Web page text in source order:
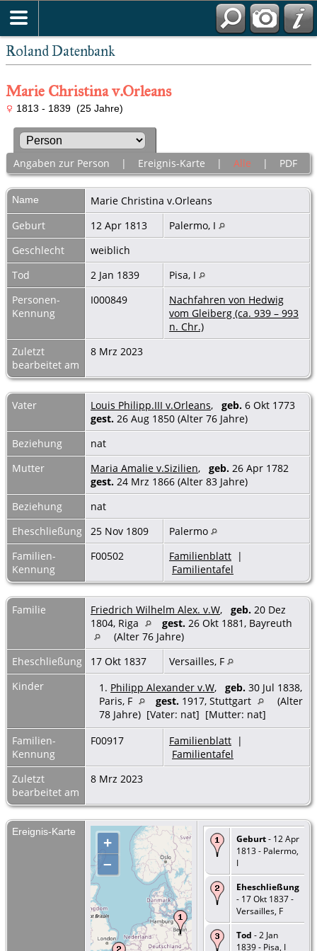
Roland Datenbank
Marie Christina v.Orleans
1813 - 1839 (25 Jahre)
Angaben zur Person | Ereignis-Karte | Alle | PDF
Name Marie Christina v.Orleans
Geburt
12 Apr 1813
Palermo, I
Geschlecht
weiblich
Tod
2 Jan 1839
Pisa, I
Personen-
Kennung
I000849
Nachfahren von Hedwig
vom Gleiberg (ca. 939 – 993
n. Chr.)
Zuletzt
bearbeitet am
8 Mrz 2023
Vater Louis Philipp.III v.Orleans, geb. 6 Okt 1773
gest. 26 Aug 1850 (Alter 76 Jahre)
Beziehung
nat
Mutter
Maria Amalie v.Sizilien, geb. 26 Apr 1782
gest. 24 Mrz 1866 (Alter 83 Jahre)
Beziehung
nat
Eheschließung
25 Nov 1809
Palermo
Familien-
Kennung
F00502 Familienblatt |
Familientafel
Familie Friedrich Wilhelm Alex. v.W, geb. 20 Dez
1804, Riga
gest. 26 Okt 1881, Bayreuth
(Alter 76 Jahre)
Eheschließung
17 Okt 1837
Versailles, F
Kinder
1. Philipp Alexander v.W, geb. 30 Jul 1838,
Paris, F
gest. 1917, Stuttgart
(Alter
78 Jahre) [Vater: nat] [Mutter: nat]
Familien-
Kennung
F00917 Familienblatt |
Familientafel
Zuletzt
bearbeitet am
8 Mrz 2023
Ereignis-Karte
+
–
Geburt- 12 Apr
1813 - Palermo,
I
Eheschließung
- 17 Okt 1837 -
Versailles, F
Tod - 2 Jan
1839 - Pisa, I